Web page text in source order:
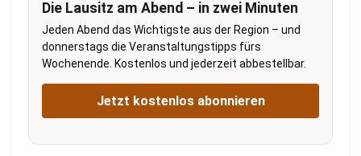
Die Lausitz am Abend – in zwei Minuten
Jeden Abend das Wichtigste aus der Region – und
donnerstags die Veranstaltungstipps fürs
Wochenende. Kostenlos und jederzeit abbestellbar.
Jetzt kostenlos abonnieren